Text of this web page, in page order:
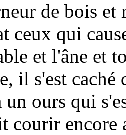
de bois et
ceux qui
et l'âne et
il s'est
un ours qui
courir encore